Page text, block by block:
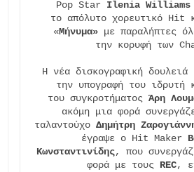
Pop Star Ilenia Williams
το απόλυτο χορευτικό Hit
«Μήνυμα» με παραλήπτες
την κορυφή των
Η νέα δισκογραφική δουλειά
την υπογραφή του ιδρυτή
του συγκροτήματος Άρη
ακόμη μια φορά
ταλαντούχο Δημήτρη
έγραψε ο Hit Maker
Κωνσταντινίδης, που
φορά με τους REC,